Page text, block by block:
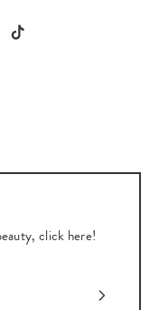
click here!